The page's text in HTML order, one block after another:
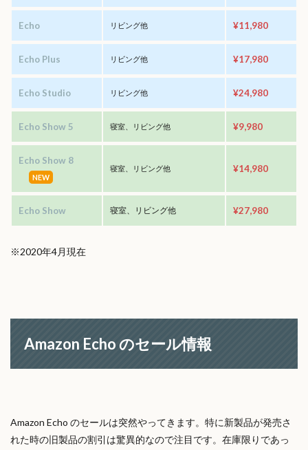
Echo リビング他 ¥11,980
Echo Plus リビング他 ¥17,980
Echo Studio リビング他 ¥24,980
Echo Show 5 寝室、リビング他 ¥9,980
Echo Show 8
NEW
寝室、リビング他 ¥14,980
Echo Show 寝室、リビング他 ¥27,980
※2020年4月現在
Amazon Echo のセール情報
Amazon Echo のセールは突然やってきます。特に新製品が発売さ
れた時の旧製品の割引は驚異的なので注目です。在庫限りであっ